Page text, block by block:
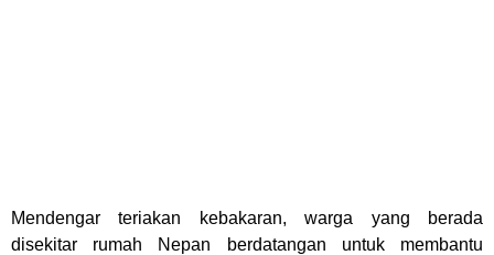
Mendengar teriakan kebakaran, warga yang berada
disekitar rumah Nepan berdatangan untuk membantu